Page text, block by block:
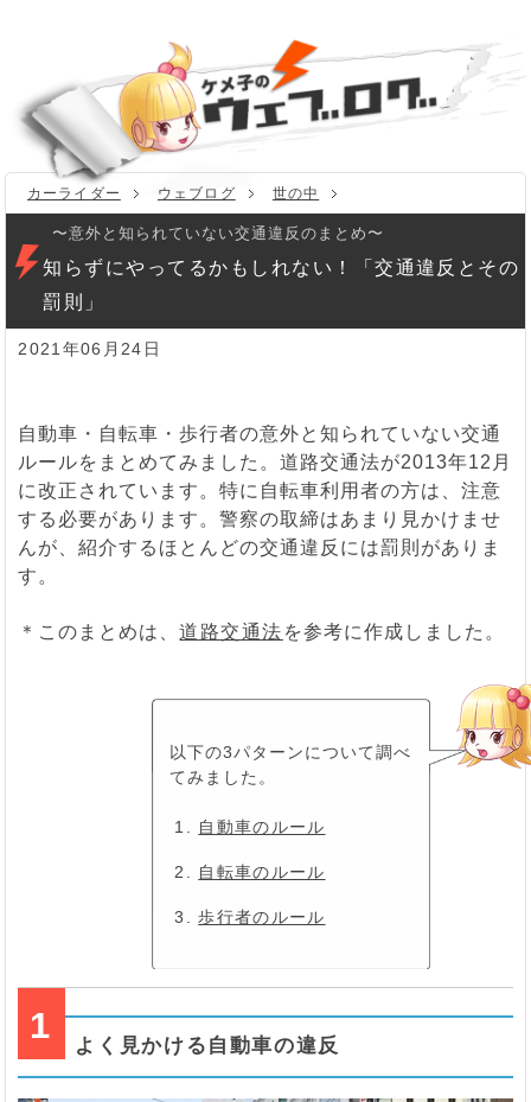
カーライダー ウェブログ 世の中
〜意外と知られていない交通違反のまとめ〜
知らずにやってるかもしれない！「交通違反とその
罰則」
2021年06月24日
自動車・自転車・歩行者の意外と知られていない交通
ルールをまとめてみました。道路交通法が2013年12月
に改正されています。特に自転車利用者の方は、注意
する必要があります。警察の取締はあまり見かけませ
んが、紹介するほとんどの交通違反には罰則がありま
す。
＊このまとめは、道路交通法 を参考に作成しました。
以下の3パターンについて調べ
てみました。
自動車のルール
自転車のルール
歩行者のルール
1
よく見かける自動車の違反